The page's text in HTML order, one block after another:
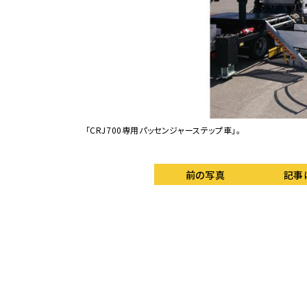
「CRJ700専用パッセンジャーステップ車」。
前の写真 記事